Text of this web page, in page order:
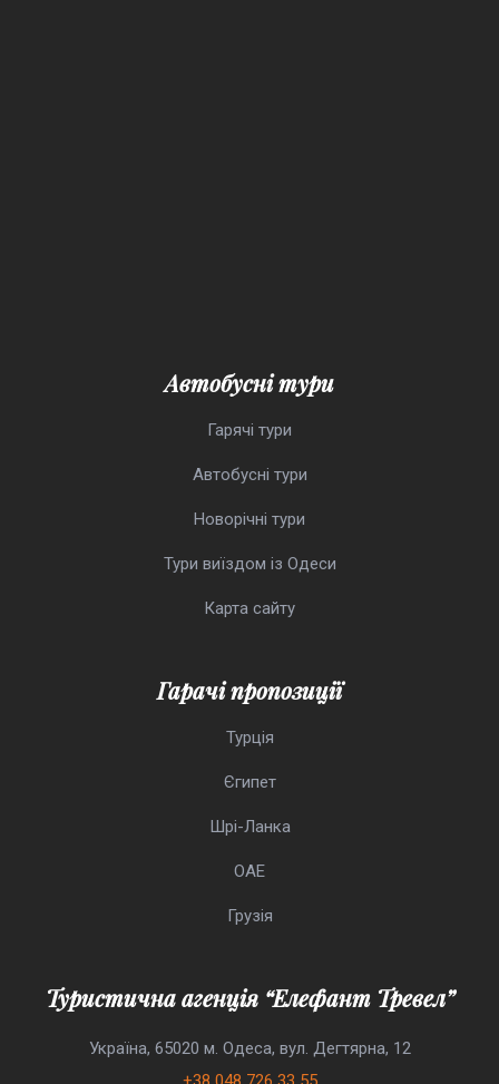
Автобусні тури
Гарячі тури
Автобусні тури
Новорічні тури
Тури виїздом із Одеси
Карта сайту
Гарачі пропозиції
Турція
Єгипет
Шрі-Ланка
ОАЕ
Грузія
Туристична агенція “Елефант Тревел”
Україна, 65020 м. Одеса, вул. Дегтярна, 12